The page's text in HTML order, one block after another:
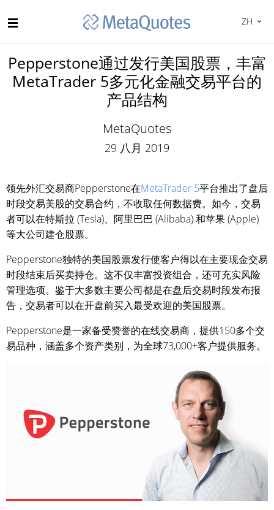
ZH
Pepperstone通过发行美国股票，丰富
MetaTrader 5多元化金融交易平台的
产品结构
MetaQuotes
29 八月 2019
领先外汇交易商Pepperstone在MetaTrader 5平台推出了盘后
时段交易美股的交易合约，不收取任何数据费。如今，交易
者可以在特斯拉 (Tesla)、阿里巴巴 (Alibaba) 和苹果 (Apple)
等大公司建仓股票。
Pepperstone独特的美国股票发行使客户得以在主要现金交易
时段结束后买卖持仓。这不仅丰富投资组合，还可充实风险
管理选项。鉴于大多数主要公司都是在盘后交易时段发布报
告，交易者可以在开盘前买入最受欢迎的美国股票。
Pepperstone是一家备受赞誉的在线交易商，提供150多个交
易品种，涵盖多个资产类别，为全球73,000+客户提供服务。